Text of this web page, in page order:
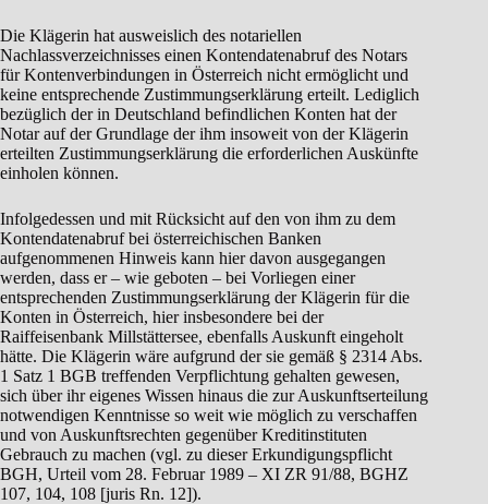
Die Klägerin hat ausweislich des notariellen
Nachlassverzeichnisses einen Kontendatenabruf des Notars
für Kontenverbindungen in Österreich nicht ermöglicht und
keine entsprechende Zustimmungserklärung erteilt. Lediglich
bezüglich der in Deutschland befindlichen Konten hat der
Notar auf der Grundlage der ihm insoweit von der Klägerin
erteilten Zustimmungserklärung die erforderlichen Auskünfte
einholen können.
Infolgedessen und mit Rücksicht auf den von ihm zu dem
Kontendatenabruf bei österreichischen Banken
aufgenommenen Hinweis kann hier davon ausgegangen
werden, dass er – wie geboten – bei Vorliegen einer
entsprechenden Zustimmungserklärung der Klägerin für die
Konten in Österreich, hier insbesondere bei der
Raiffeisenbank Millstättersee, ebenfalls Auskunft eingeholt
hätte. Die Klägerin wäre aufgrund der sie gemäß § 2314 Abs.
1 Satz 1 BGB treffenden Verpflichtung gehalten gewesen,
sich über ihr eigenes Wissen hinaus die zur Auskunftserteilung
notwendigen Kenntnisse so weit wie möglich zu verschaffen
und von Auskunftsrechten gegenüber Kreditinstituten
Gebrauch zu machen (vgl. zu dieser Erkundigungspflicht
BGH, Urteil vom 28. Februar 1989 – XI ZR 91/88, BGHZ
107, 104, 108 [juris Rn. 12]).